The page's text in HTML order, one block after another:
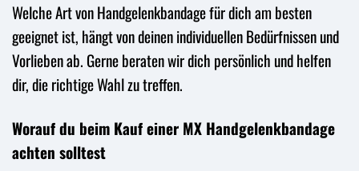
Welche Art von Handgelenkbandage für dich am besten
geeignet ist, hängt von deinen individuellen Bedürfnissen und
Vorlieben ab. Gerne beraten wir dich persönlich und helfen
dir, die richtige Wahl zu treffen.
Worauf du beim Kauf einer MX Handgelenkbandage
achten solltest